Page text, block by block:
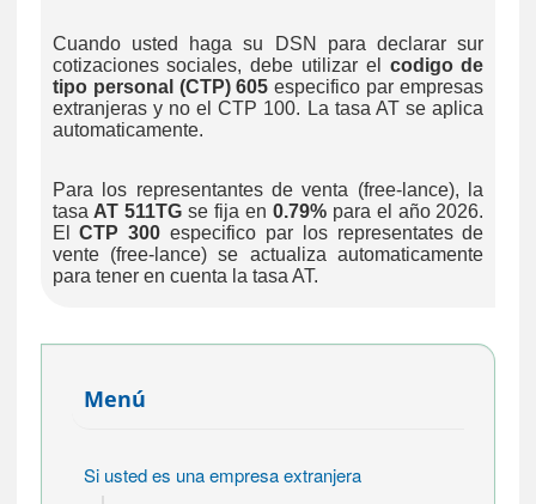
Cuando usted haga su DSN para declarar sur
cotizaciones sociales, debe utilizar el codigo de
tipo personal (CTP) 605 especifico par empresas
extranjeras y no el CTP 100. La tasa AT se aplica
automaticamente.
Para los representantes de venta (free-lance), la
tasaAT 511TG se fija en 0.79%para el año 2026.
ElCTP 300 especifico par los representates de
vente (free-lance) se actualiza automaticamente
para tener en cuenta la tasa AT.
Menú
Si usted es una empresa extranjera